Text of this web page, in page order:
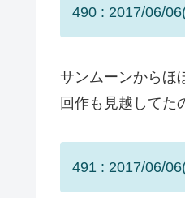
490 : 2017/06/
サンムーンからほ
回作も見越してた
491 : 2017/06/